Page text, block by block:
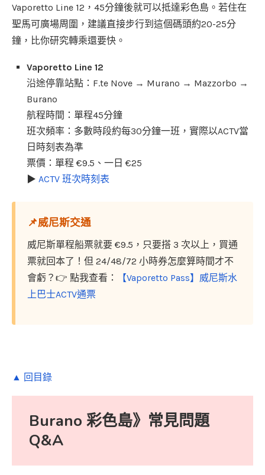
Vaporetto Line 12，45分鐘後就可以抵達彩色島。若住在
聖馬可廣場周圍，建議直接步行到這個碼頭約20-25分
鐘，比你研究轉乘還要快。
Vaporetto Line 12
沿途停靠站點：F.te Nove → Murano → Mazzorbo →
Burano
航程時間：單程45分鐘
班次頻率：多數時段約每30分鐘一班，實際以ACTV當
日時刻表為準
票價：單程 €9.5、一日 €25
▶ ACTV 班次時刻表
📌威尼斯交通
威尼斯單程船票就要 €9.5，只要搭 3 次以上，買通
票就回本了！但 24/48/72 小時券怎麼算時間才不
會虧？👉 點我查看：
【Vaporetto Pass】威尼斯水
上巴士ACTV通票
▲ 回目錄
Burano 彩色島》常見問題
Q&A